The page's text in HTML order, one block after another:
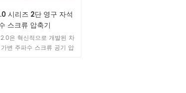
시리즈 2단 영구 자석
스크류 압축기
은 혁신적으로 개발된 차
변 주파수 스크류 공기 압